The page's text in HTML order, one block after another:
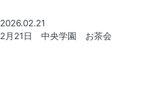
2026.02.21
2月21日 中央学園 お茶会